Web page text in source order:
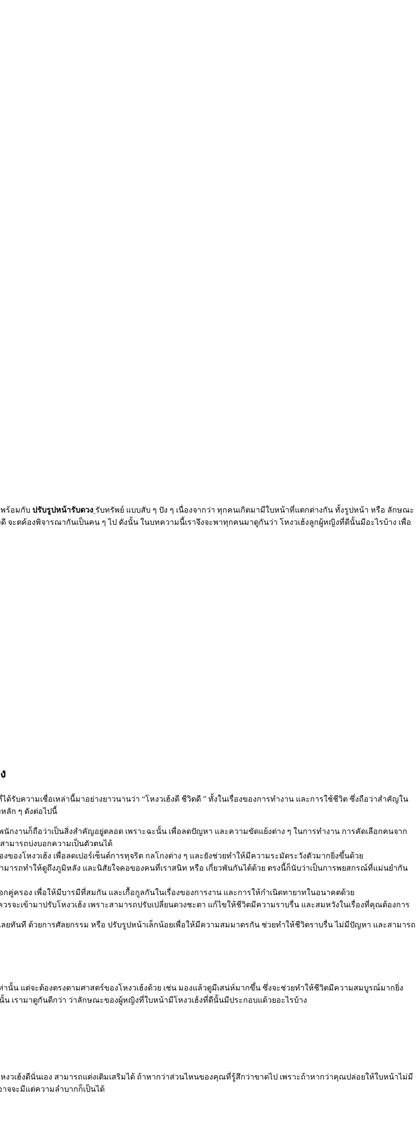
พร้อมกับ ปรับรูปหน้ารับดวง รับทรัพย์ แบบสับ ๆ ปัง ๆ เนื่องจากว่า ทุกคนเกิดมามีใบหน้าที่แตกต่างกัน ทั้งรูปหน้า หรือ ลักษณะ
จะตค้องพิจารณากันเป็นคน ๆ ไป ดังนั้น ในบทความนี้เราจึงจะพาทุกคนมาดูกันว่า โหงวเฮ้งลูกผู้หญิงที่ดีนั้นมีอะไรบ้าง เพื่อ
รับความเชื่อเหล่านี้มาอย่างยาวนานว่า “โหงวเฮ้งดี ชีวิตดี ” ทั้งในเรื่องของการทำงาน และการใช้ชีวิต ซึ่งถือว่าสำคัญใน
หลัก ๆ ดังต่อไปนี้
นักงานก็ถือว่าเป็นสิ่งสำคัญอยู่ตลอด เพราะฉะนั้น เพื่อลดปัญหา และความขัดแย้งต่าง ๆ ในการทำงาน การคัดเลือกคนจาก
สามารถบ่งบอกความเป็นตัวตนได้
ของโหงวเฮ้ง เพื่อลดเปอร์เซ็นต์การทุจริต กลโกงต่าง ๆ และยังช่วยทำให้มีความระมัดระวังตัวมากยิ่งขึ้นด้วย
มารถทำให้ดูถึงภูมิหลัง และนิสัยใจคอของคนที่เราสนิท หรือ เกี่ยวพันกันได้ด้วย ตรงนี้ก็นับว่าเป็นการพยสกรณ์ที่แม่นยำกัน
คู่ครอง เพื่อให้มีบารมีที่สมกัน และเกื้อกูลกันในเรื่องของการงาน และการให้กำเนิดทายาทในอนาคตด้วย
จะเข้ามาปรับโหงวเฮ้ง เพราะสามารถปรับเปลี่ยนดวงชะตา แก้ไขให้ชีวิตมีความราบรื่น และสมหวังในเรื่องที่คุณต้องการ
ยทันที ด้วยการศัลยกรรม หรือ ปรับรูปหน้าเล็กน้อยเพื่อให้มีความสมมาตรกัน ช่วยทำให้ชีวิตราบรื่น ไม่มีปัญหา และสามารถ
น แต่จะต้องตรงตามศาสตร์ของโหงวเฮ้งด้วย เช่น มองแล้วดูมีเสน่ห์มากขึ้น ซึ่งจะช่วยทำให้ชีวิตมีความสมบูรณ์มากยิ่ง
เรามาดูกันดีกว่า ว่าลักษณะของผู้หญิงที่ใบหน้ามีโหงวเฮ้งที่ดีนั้นมีประกอบแด้วยอะไรบ้าง
วเฮ้งดีนั่นเอง สามารถแต่งเติมเสริมได้ ถ้าหากว่าส่วนไหนของคุณที่รู้สึกว่าขาดไป เพราะถ้าหากว่าคุณปล่อยให้ใบหน้าไม่มี
จจะมีแต่ความลำบากก็เป็นได้